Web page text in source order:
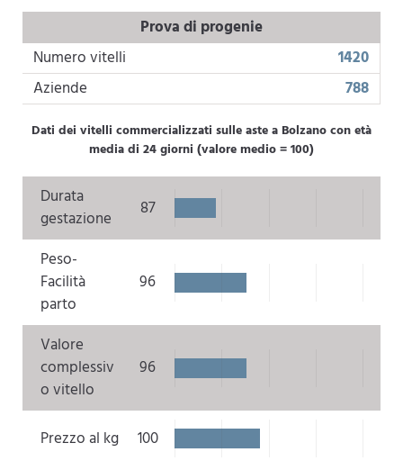
Prova di progenie
Numero vitelli
1420
Aziende
788
Dati dei vitelli commercializzati sulle aste a Bolzano con età
media di 24 giorni (valore medio = 100)
Durata
gestazione
87
Peso-
Facilità
parto
96
Valore
complessiv
o vitello
96
Prezzo al kg 100